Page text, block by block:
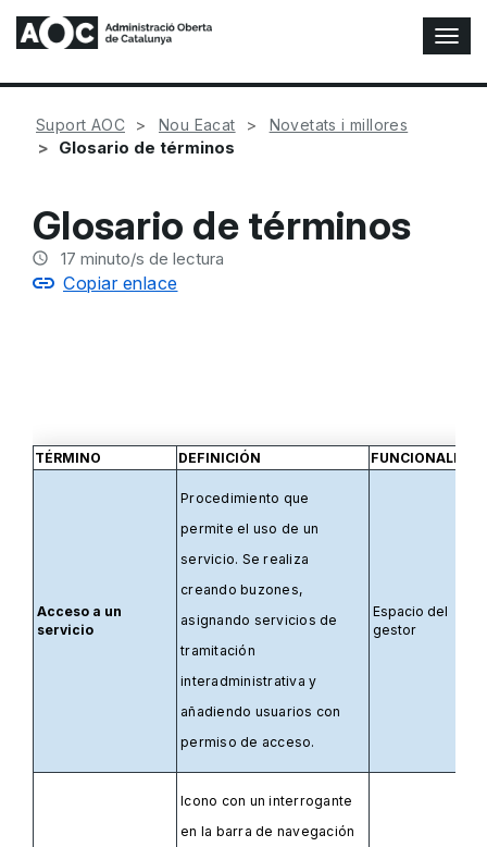
A
l
t
Suport AOC Nou Eacat Novetats i millores
Glosario de términos
Glosario de términos
17 minuto/s de lectura
Copiar enlace
TÉRMINO DEFINICIÓN FUNCIONALIDAD
Acceso a un
servicio
Procedimiento que
permite el uso de un
servicio. Se realiza
creando buzones,
asignando servicios de
tramitación
interadministrativa y
añadiendo usuarios con
permiso de acceso.
Espacio del
gestor
Icono con un interrogante
en la barra de navegación